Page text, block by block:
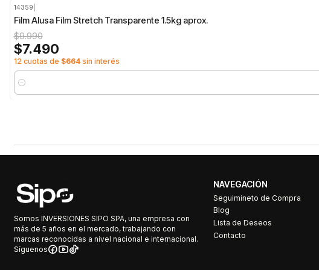
-25%
14359
Film Alusa Film Stretch Transparente 1.5kg aprox.
$9.990
$7.490
12 cuotas de $664sin interés
Cantidad
Somos INVERSIONES SIPO SPA, una empresa con
más de 5 años en el mercado, trabajando con
marcas reconocidas a nivel nacional e internacional.
Síguenos
NAVEGACIÓN
Seguimineto de Compra
Blog
Lista de Deseos
Contacto